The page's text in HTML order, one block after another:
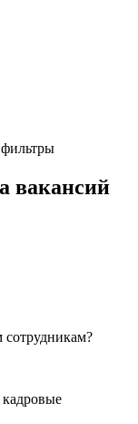
вакансий
сотрудникам?